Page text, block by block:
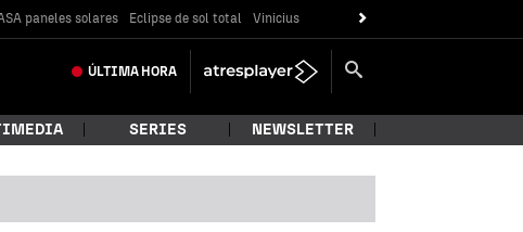
paneles solares Eclipse de sol total Vinicius
ÚLTIMA HORA
SERIES NEWSLETTER